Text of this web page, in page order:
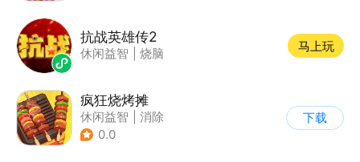
抗战英雄传2
休闲益智 烧脑
马上玩
疯狂烧烤摊
休闲益智
消除
0.0
下载